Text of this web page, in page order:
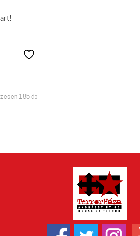
185 dbSorted